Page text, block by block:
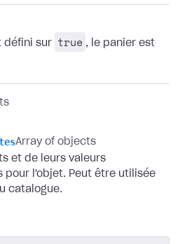
défini sur
true , le panier est
Array of objects
et de leurs valeurs
pour l'objet. Peut être utilisée
catalogue.